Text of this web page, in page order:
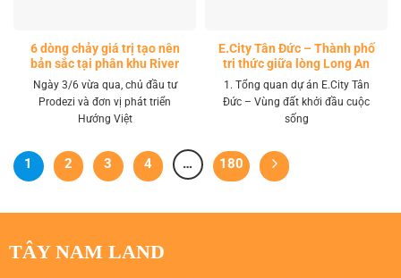
6 dòng chảy giá trị tạo nên
bản sắc tại phân khu River
Park LA Home
Ngày 3/6 vừa qua, chủ đầu tư
Prodezi và đơn vị phát triển
Hướng Việt
E.City Tân Đức – Thành phố
tri thức giữa lòng Long An
1. Tổng quan dự án E.City Tân
Đức – Vùng đất khởi đầu cuộc
sống
1 2 3 4 … 180
TÂY NAM LAND